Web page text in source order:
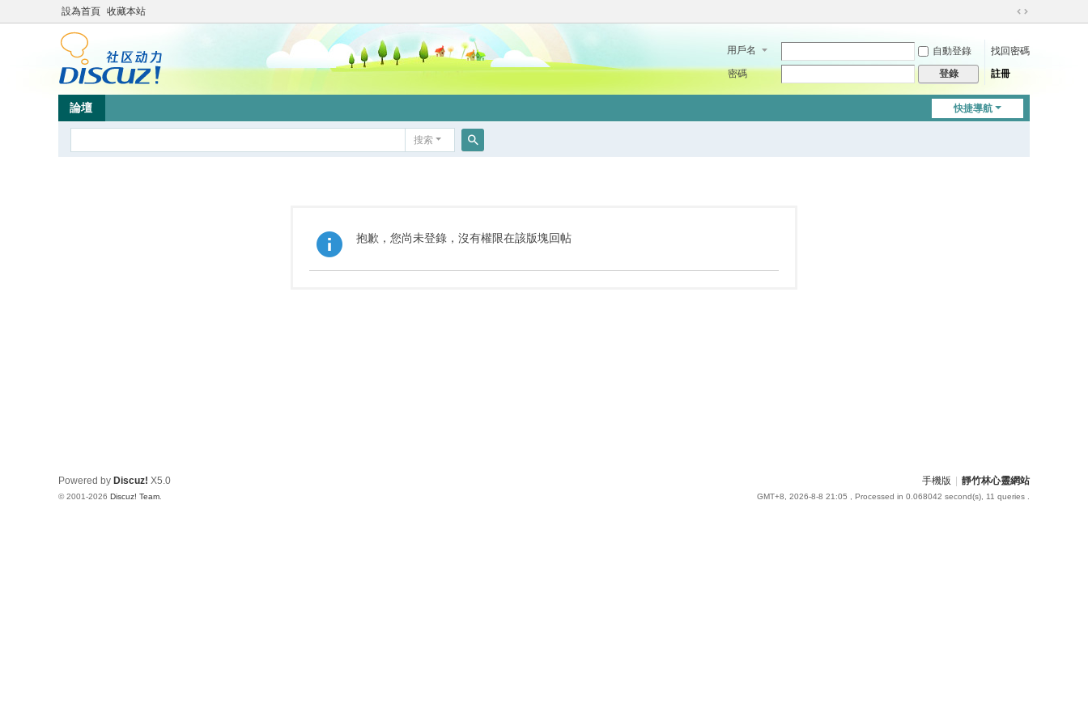
設為首頁 收藏本站
切
到
用戶名 自動登錄
找回密碼
密碼
登錄 註冊
快捷導航
論壇
搜索
抱歉，您尚未登錄，沒有權限在該版塊回帖
手機版 靜竹林心靈網站
GMT+8, 2026-8-8 21:05 , Processed in 0.068042 second(s), 11 queries .
Powered by Discuz! X5.0
© 2001-2026 Discuz! Team